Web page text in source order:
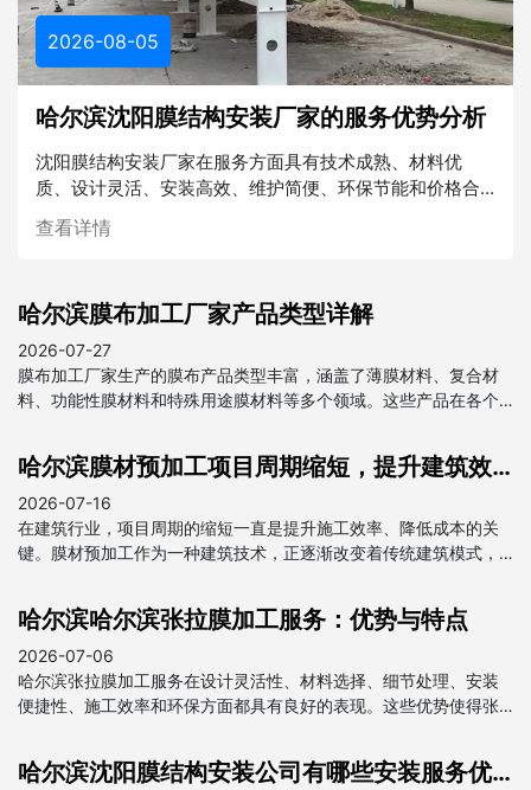
2026-08-05
哈尔滨沈阳膜结构安装厂家的服务优势分析
沈阳膜结构安装厂家在服务方面具有技术成熟、材料优
质、设计灵活、安装高效、维护简便、环保节能和价格合
理等多重优势。在未来的建筑行业中，膜结构将发挥越来
越重要的作用
查看详情
哈尔滨膜布加工厂家产品类型详解
2026-07-27
膜布加工厂家生产的膜布产品类型丰富，涵盖了薄膜材料、复合材
料、功能性膜材料和特殊用途膜材料等多个领域。这些产品在各个
哈尔滨膜材预加工项目周期缩短，提升建筑效率
2026-07-16
在建筑行业，项目周期的缩短一直是提升施工效率、降低成本的关
键。膜材预加工作为一种建筑技术，正逐渐改变着传统建筑模式，
哈尔滨哈尔滨张拉膜加工服务：优势与特点
2026-07-06
哈尔滨张拉膜加工服务在设计灵活性、材料选择、细节处理、安装
便捷性、施工效率和环保方面都具有良好的表现。这些优势使得张
一部分。
哈尔滨沈阳膜结构安装公司有哪些安装服务优势